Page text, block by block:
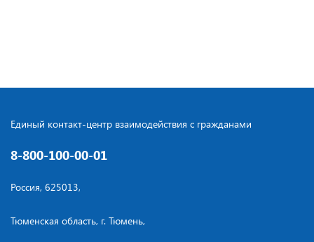
Единый контакт-центр взаимодействия с гражданами
8-800-100-00-01
Россия, 625013,
Тюменская область, г. Тюмень,